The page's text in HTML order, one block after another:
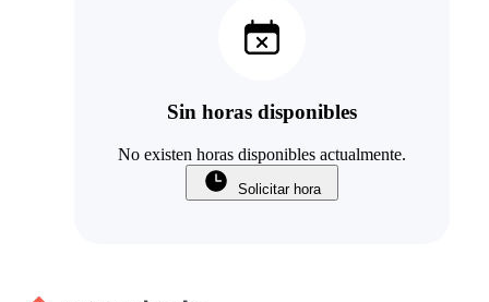
Sin horas disponibles
No existen horas disponibles actualmente.
Solicitar hora